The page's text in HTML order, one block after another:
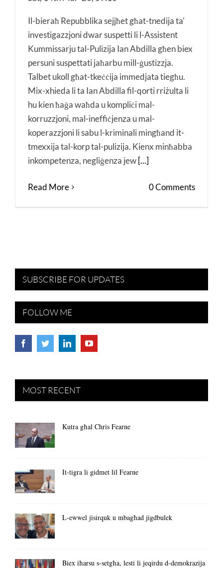
Il-bieraħ Repubblika sejjħet għat-tnedija ta'
investigazzjoni dwar suspetti li l-Assistent
Kummissarju tal-Pulizija Ian Abdilla għen biex
persuni suspettati jaħarbu mill-ġustizzja.
Talbet ukoll għat-tkeċċija immedjata tiegħu.
Mix-xhieda li ta Ian Abdilla fil-qorti rriżulta li
hu kien ħaġa waħda u kompliċi mal-
korruzzjoni, mal-ineffiċjenza u mal-
koperazzjoni li sabu l-kriminali mingħand it-
tmexxija tal-korp tal-pulizija. Kienx minħabba
inkompetenza, negliġenza jew [...]
Read More 0 Comments
SUBSCRIBE FOR UPDATES
FOLLOW ME
MOST RECENT
Kutra għal Chris Fearne
It-tigra li gidmet lil Fearne
L-ewwel jisirquk u mbagħad jigdbulek
Biex iħarsu s-setgħa, lesti li jeqirdu d-demokrazija